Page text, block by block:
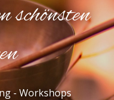
schönsten
- Workshops